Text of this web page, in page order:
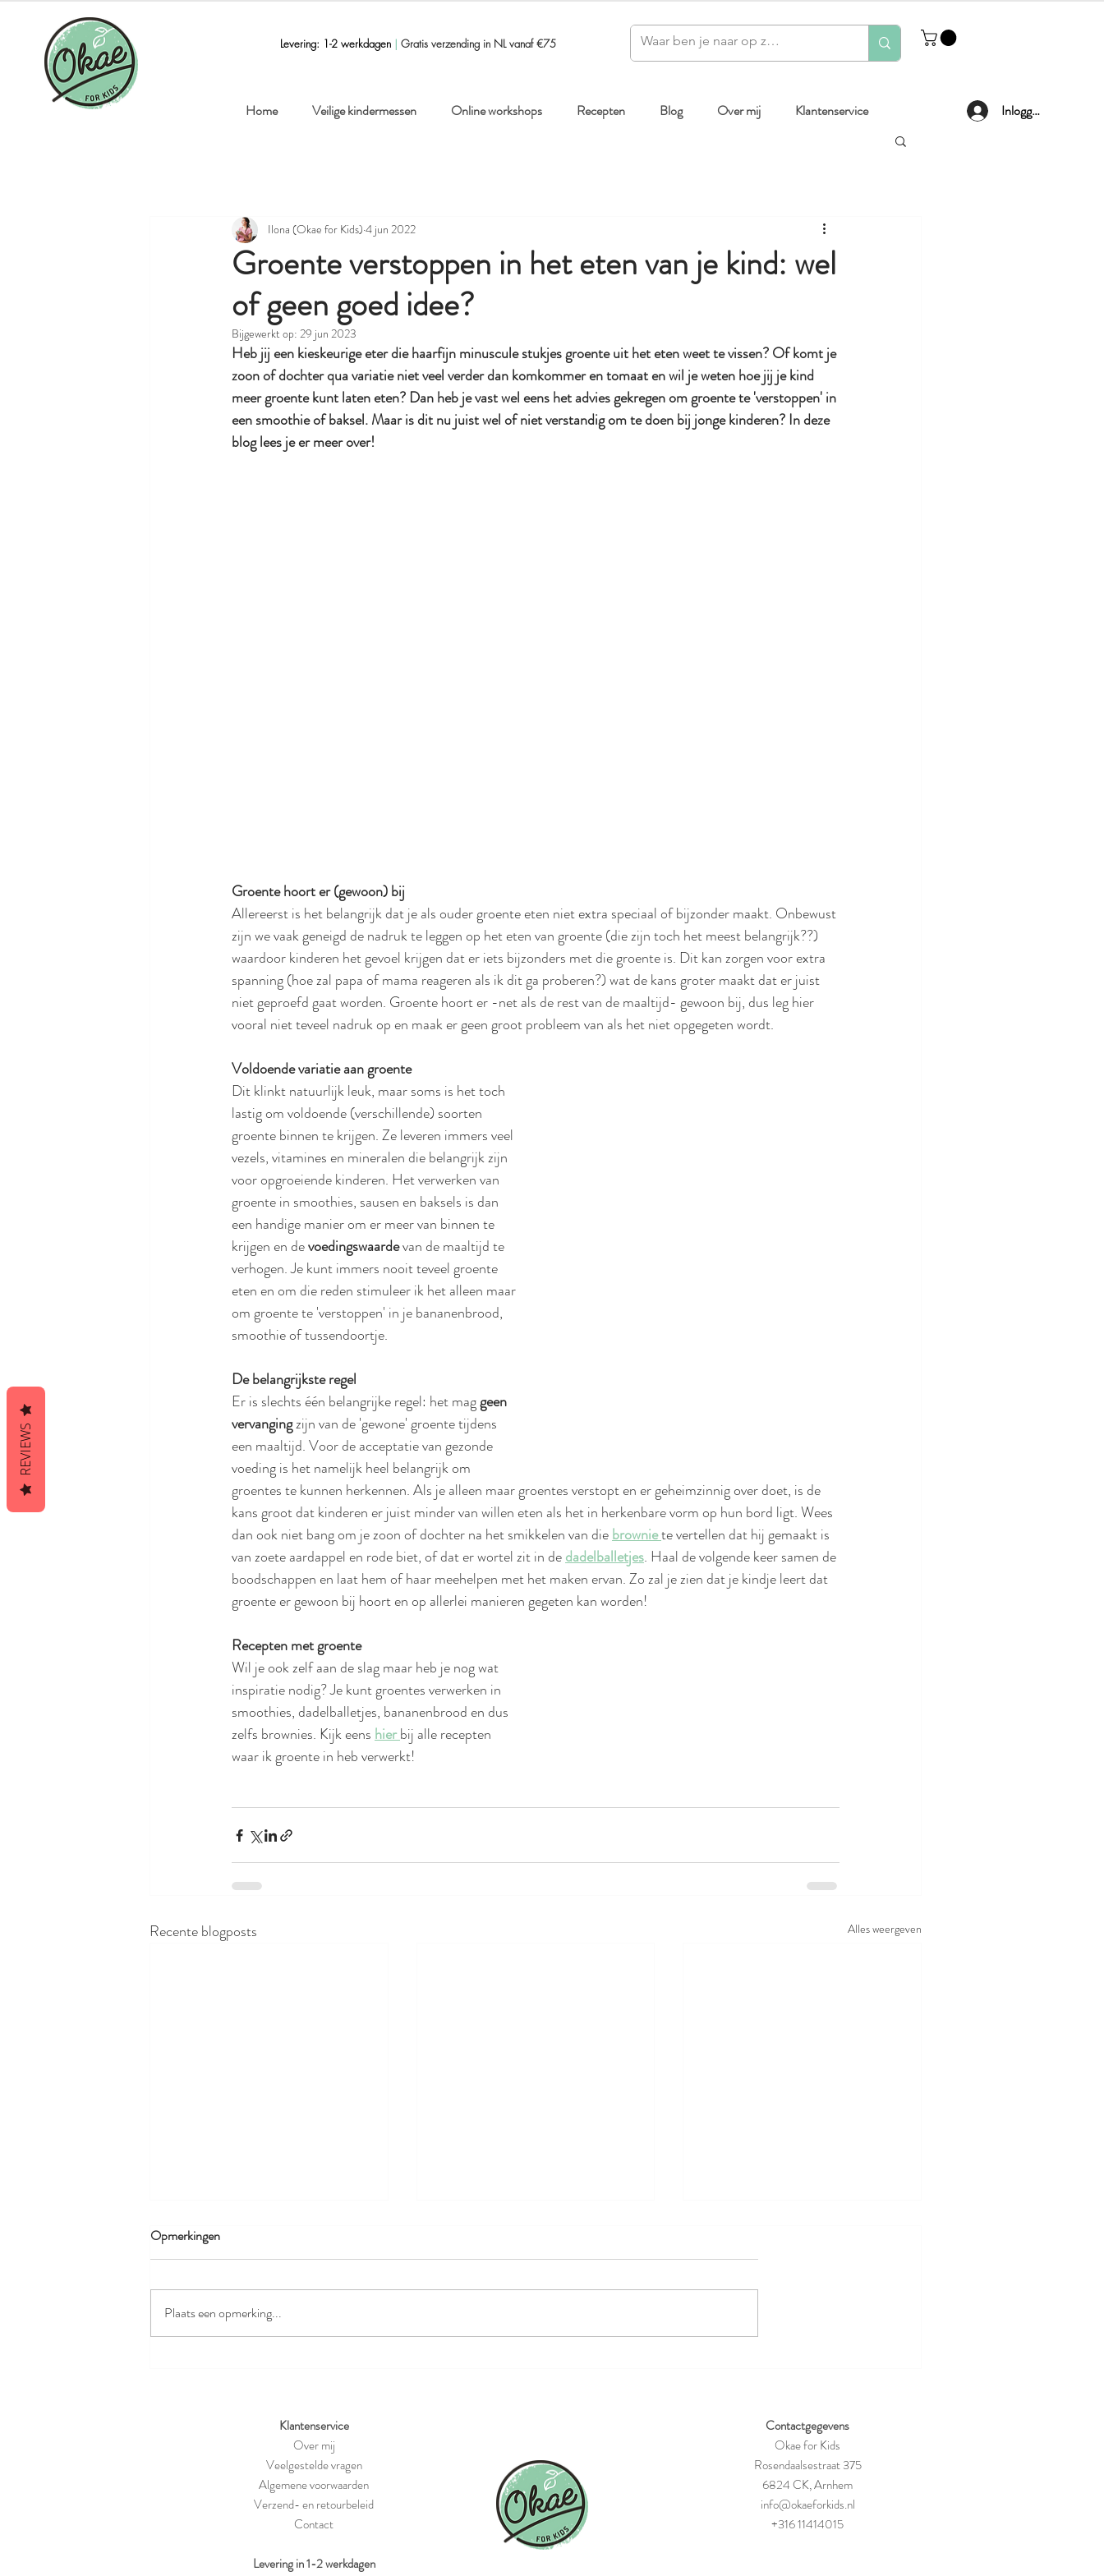
Levering: 1-2 werkdagen | Gratis verzending in NL vanaf €75
Home Veilige kindermessen Online workshops Recepten Blog Over mij Klantenservice Inloggen
Groente verstoppen in het eten van je kind: wel
of geen goed idee?
Ilona (Okae for Kids) 4 jun 2022
Bijgewerkt op: 29 jun 2023
Heb jij een kieskeurige eter die haarfijn minuscule stukjes groente uit het eten weet te vissen? Of komt je
zoon of dochter qua variatie niet veel verder dan komkommer en tomaat en wil je weten hoe jij je kind
meer groente kunt laten eten? Dan heb je vast wel eens het advies gekregen om groente te 'verstoppen' in
een smoothie of baksel. Maar is dit nu juist wel of niet verstandig om te doen bij jonge kinderen? In deze
blog lees je er meer over!
Groente hoort er (gewoon) bij
Allereerst is het belangrijk dat je als ouder groente eten niet extra speciaal of bijzonder maakt. Onbewust
zijn we vaak geneigd de nadruk te leggen op het eten van groente (die zijn toch het meest belangrijk??)
waardoor kinderen het gevoel krijgen dat er iets bijzonders met die groente is. Dit kan zorgen voor extra
spanning (hoe zal papa of mama reageren als ik dit ga proberen?) wat de kans groter maakt dat er juist
niet geproefd gaat worden. Groente hoort er -net als de rest van de maaltijd- gewoon bij, dus leg hier
vooral niet teveel nadruk op en maak er geen groot probleem van als het niet opgegeten wordt.
Voldoende variatie aan groente
Dit klinkt natuurlijk leuk, maar soms is het toch
lastig om voldoende (verschillende) soorten
groente binnen te krijgen. Ze leveren immers veel
vezels, vitamines en mineralen die belangrijk zijn
voor opgroeiende kinderen. Het verwerken van
groente in smoothies, sausen en baksels is dan
een handige manier om er meer van binnen te
krijgen en de voedingswaarde van de maaltijd te
verhogen. Je kunt immers nooit teveel groente
eten en om die reden stimuleer ik het alleen maar
om groente te 'verstoppen' in je bananenbrood,
smoothie of tussendoortje.
De belangrijkste regel
Er is slechts één belangrijke regel: het mag geen
vervanging zijn van de 'gewone' groente tijdens
een maaltijd. Voor de acceptatie van gezonde
voeding is het namelijk heel belangrijk om
groentes te kunnen herkennen. Als je alleen maar groentes verstopt en er geheimzinnig over doet, is de
kans groot dat kinderen er juist minder van willen eten als het in herkenbare vorm op hun bord ligt. Wees
dan ook niet bang om je zoon of dochter na het smikkelen van die brownie te vertellen dat hij gemaakt is
van zoete aardappel en rode biet, of dat er wortel zit in de dadelballetjes. Haal de volgende keer samen de
boodschappen en laat hem of haar meehelpen met het maken ervan. Zo zal je zien dat je kindje leert dat
groente er gewoon bij hoort en op allerlei manieren gegeten kan worden!
Recepten met groente
Wil je ook zelf aan de slag maar heb je nog wat
inspiratie nodig? Je kunt groentes verwerken in
smoothies, dadelballetjes, bananenbrood en dus
zelfs brownies. Kijk eens hier bij alle recepten
waar ik groente in heb verwerkt!
Recente blogposts Alles weergeven
Opmerkingen
Plaats een opmerking...
Klantenservice
Over mij
Veelgestelde vragen
Algemene voorwaarden
Verzend- en retourbeleid
Contact
Levering in 1-2 werkdagen
Contactgegevens
Okae for Kids
Rosendaalsestraat 375
6824 CK, Arnhem
info@okaeforkids.nl
+316 11414015
REVIEWS